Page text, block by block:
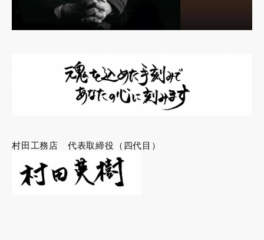
村田工務店 代表取締役（四代目）